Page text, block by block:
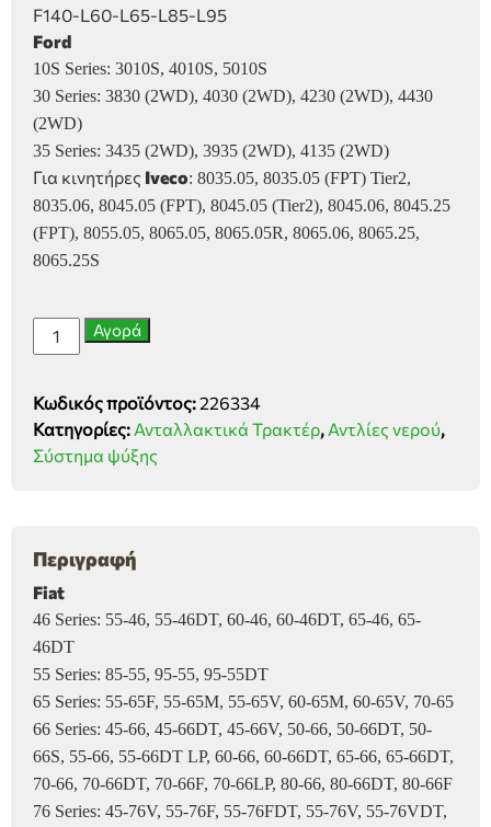
F140-L60-L65-L85-L95
Ford
10S Series: 3010S, 4010S, 5010S
30 Series: 3830 (2WD), 4030 (2WD), 4230 (2WD), 4430
(2WD)
35 Series: 3435 (2WD), 3935 (2WD), 4135 (2WD)
Για κινητήρες Iveco: 8035.05, 8035.05 (FPT) Tier2,
8035.06, 8045.05 (FPT), 8045.05 (Tier2), 8045.06, 8045.25
(FPT), 8055.05, 8065.05, 8065.05R, 8065.06, 8065.25,
8065.25S
Αντλία
νερού
New
Holland
70.90,
L,
Ford
3.4.5000
ποσότητα
Αγορά
Κωδικός προϊόντος:226334
Κατηγορίες: Ανταλλακτικά Τρακτέρ, Αντλίες νερού,
Σύστημα ψύξης
Περιγραφή
Fiat
46 Series: 55-46, 55-46DT, 60-46, 60-46DT, 65-46, 65-
46DT
55 Series: 85-55, 95-55, 95-55DT
65 Series: 55-65F, 55-65M, 55-65V, 60-65M, 60-65V, 70-65
66 Series: 45-66, 45-66DT, 45-66V, 50-66, 50-66DT, 50-
66S, 55-66, 55-66DT LP, 60-66, 60-66DT, 65-66, 65-66DT,
70-66, 70-66DT, 70-66F, 70-66LP, 80-66, 80-66DT, 80-66F
76 Series: 45-76V, 55-76F, 55-76FDT, 55-76V, 55-76VDT,